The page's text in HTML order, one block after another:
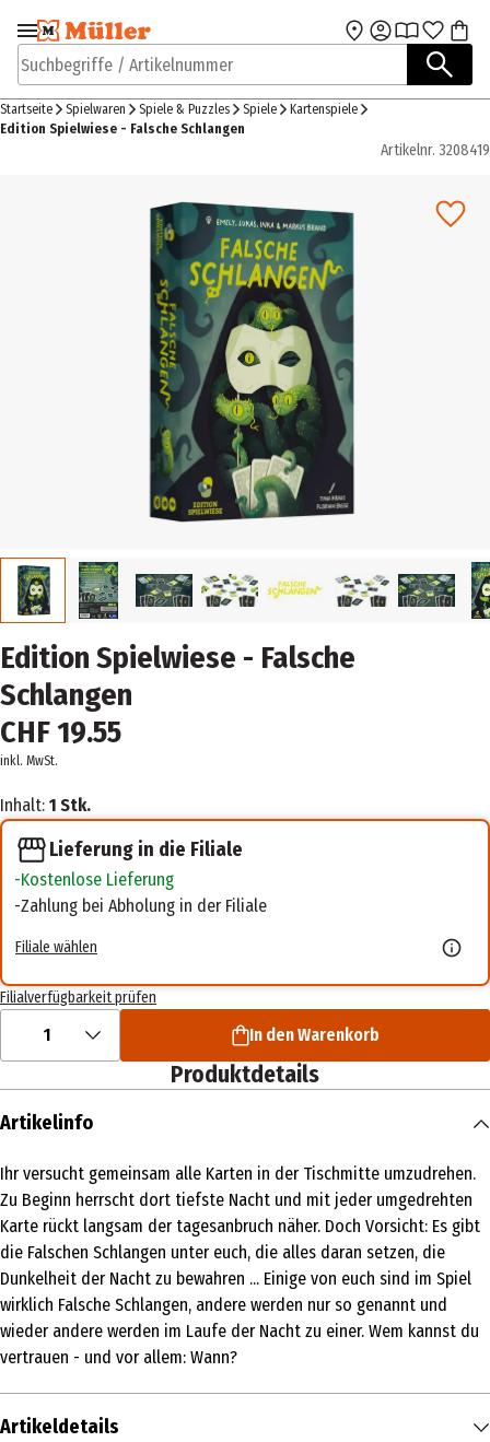
Zur Navigation
springen
Zum Hauptinhalt
Suchbegriffe / Artikelnummer
Startseite Spielwaren Spiele & Puzzles Spiele
Kartenspiele
Edition Spielwiese - Falsche Schlangen
Artikelnr. 3208419
Edition Spielwiese - Falsche
Schlangen
CHF 19.55
inkl. MwSt.
Inhalt: 1 Stk.
Lieferung in die Filiale
Kostenlose Lieferung
Zahlung bei Abholung in der Filiale
Filiale wählen
Filialverfügbarkeit prüfen
1 In den Warenkorb
Produktdetails
Artikelinfo
Ihr versucht gemeinsam alle Karten in der Tischmitte umzudrehen.
Zu Beginn herrscht dort tiefste Nacht und mit jeder umgedrehten
Karte rückt langsam der tagesanbruch näher. Doch Vorsicht: Es gibt
die Falschen Schlangen unter euch, die alles daran setzen, die
Dunkelheit der Nacht zu bewahren ... Einige von euch sind im Spiel
wirklich Falsche Schlangen, andere werden nur so genannt und
wieder andere werden im Laufe der Nacht zu einer. Wem kannst du
vertrauen - und vor allem: Wann?
Artikeldetails